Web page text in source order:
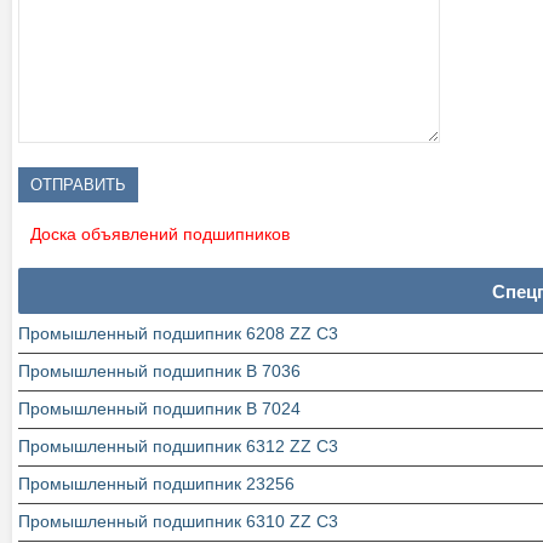
Доска объявлений подшипников
Промышленный подшипник 6208 ZZ C3
Промышленный подшипник В 7036
Промышленный подшипник В 7024
Промышленный подшипник 6312 ZZ C3
Промышленный подшипник 23256
Промышленный подшипник 6310 ZZ C3